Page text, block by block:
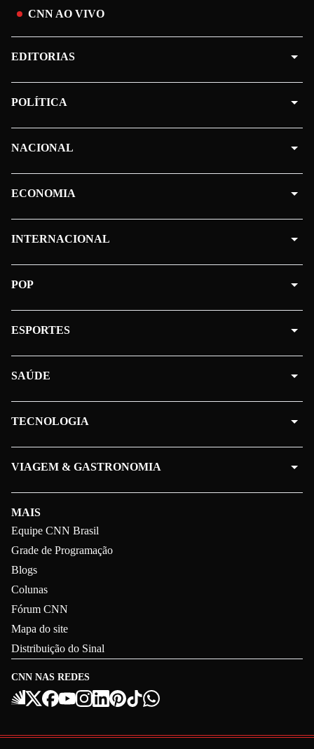
CNN AO VIVO
CNN NAS REDES
MAIS
Equipe CNN Brasil
Grade de Programação
Blogs
Colunas
Fórum CNN
Mapa do site
Distribuição do Sinal
EDITORIAS
POLÍTICA
NACIONAL
ECONOMIA
INTERNACIONAL
POP
ESPORTES
SAÚDE
TECNOLOGIA
VIAGEM & GASTRONOMIA